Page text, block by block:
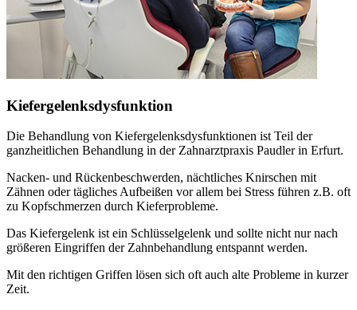
Kiefergelenksdysfunktion
Die Behandlung von Kiefergelenksdysfunktionen ist Teil der
ganzheitlichen Behandlung in der Zahnarztpraxis Paudler in Erfurt.
Nacken- und Rückenbeschwerden, nächtliches Knirschen mit
Zähnen oder tägliches Aufbeißen vor allem bei Stress führen z.B. oft
zu Kopfschmerzen durch Kieferprobleme.
Das Kiefergelenk ist ein Schlüsselgelenk und sollte nicht nur nach
größeren Eingriffen der Zahnbehandlung entspannt werden.
Mit den richtigen Griffen lösen sich oft auch alte Probleme in kurzer
Zeit.